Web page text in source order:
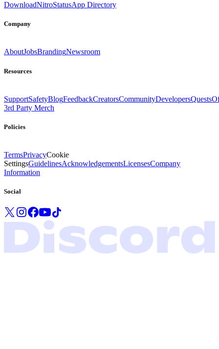
DownloadNitroStatusApp Directory
Company
AboutJobsBrandingNewsroom
Resources
SupportSafetyBlogFeedbackCreatorsCommunityDevelopersQuests
3rd Party Merch
Policies
TermsPrivacyCookie
SettingsGuidelinesAcknowledgementsLicensesCompany
Information
Social